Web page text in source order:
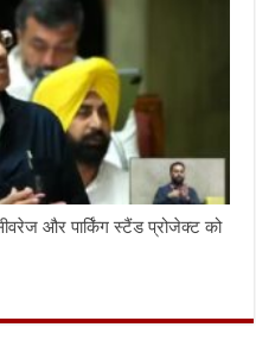
और पार्किंग स्टैंड प्रोजेक्ट को